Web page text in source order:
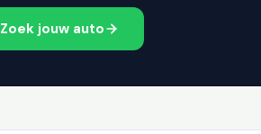
Zoek jouw auto